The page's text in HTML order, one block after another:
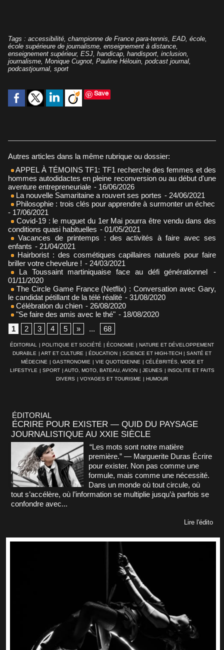
Tags : accessibilité championne de France para-tennis EAD école
école supérieure de journalisme enseignement à distance
enseignement supérieur, ESJ handicap handisport inclusion
journalisme Monique Cugnot Pauline Hélouin podcast journal
podcastjournal sport
Save
Autres articles dans la même rubrique ou dossier:
APPEL À TÉMOINS TF1: TF1 recherche des femmes et des
hommes autodidactes en pleine reconversion ou au début d'une
aventure entrepreneuriale - 16/06/2026
La nouvelle Samaritaine a rouvert ses portes - 24/06/2021
Philosophie : trois clés pour apprendre à surmonter un échec
- 17/06/2021
Covid-19 : le muguet du 1er Mai pourra être vendu dans des
conditions quasi habituelles - 01/05/2021
Vacances de printemps : des activités à faire avec ses
enfants - 21/04/2021
Hairborist : des cosmétiques capillaires naturels pour faire
briller votre chevelure ! - 24/03/2021
La Toussaint martiniquaise face au défi générationnel
-
01/11/2020
The Circle Game France (Netflix) : Conversation avec Gary,
le candidat pétillant de la télé réalité - 31/08/2020
Célébration du chien - 26/08/2020
"Se faire des amis avec le thé" - 18/08/2020
1
2 3 4 5 » ... 68
ÉDITORIAL | POLITIQUE ET SOCIÉTÉ | ÉCONOMIE | NATURE ET DÉVELOPPEMENT
DURABLE | ART ET CULTURE | ÉDUCATION | SCIENCE ET HIGH-TECH | SANTÉ ET
MÉDECINE | GASTRONOMIE | VIE QUOTIDIENNE | CÉLÉBRITÉS, MODE ET
LIFESTYLE | SPORT | AUTO, MOTO, BATEAU, AVION | JEUNES | INSOLITE ET FAITS
DIVERS | VOYAGES ET TOURISME | HUMOUR
ÉDITORIAL
ÉCRIRE POUR EXISTER — QUID DU PAYSAGE
JOURNALISTIQUE AU XXIE SIÈCLE
“Les mots sont notre matière
première.” — Marguerite Duras Écrire
pour exister. Non pas comme une
formule, mais comme une nécessité.
Dans un monde où tout circule, où
tout s’accélère, où l’information se multiplie jusqu’à parfois se
confondre avec...
Lire l'édito